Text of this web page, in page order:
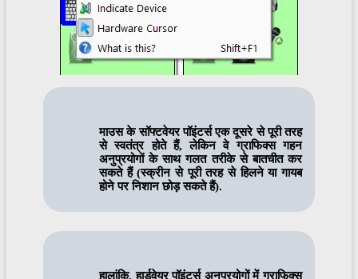
माउस के सॉफ्टवेयर पॉइंटर्स एक दूसरे से पूरी तरह
से स्वतंत्र होते हैं, लेकिन वे ग्राफिक्स गहन
अनुप्रयोगों के साथ गलत तरीके से बातचीत कर
सकते हैं (स्क्रीन से पूरी तरह से हिलने या गायब
होने पर निशान छोड़ सकते हैं).
हालांकि, हार्डवेयर पॉइंटर्स अनुप्रयोगों में ग्राफिक्स